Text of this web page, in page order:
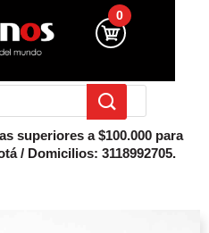
0
superiores a $100.000 para
/ Domicilios: 3118992705.